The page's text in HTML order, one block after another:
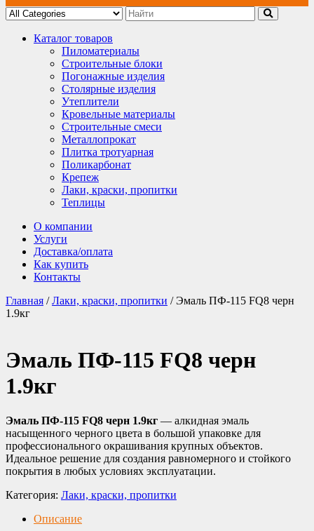
Каталог товаров
Пиломатериалы
Строительные блоки
Погонажные изделия
Столярные изделия
Утеплители
Кровельные материалы
Строительные смеси
Металлопрокат
Плитка тротуарная
Поликарбонат
Крепеж
Лаки, краски, пропитки
Теплицы
О компании
Услуги
Доставка/оплата
Как купить
Контакты
Главная /Лаки, краски, пропитки / Эмаль ПФ-115 FQ8 черн
1.9кг
Эмаль ПФ-115 FQ8 черн
1.9кг
Эмаль ПФ-115 FQ8 черн 1.9кг — алкидная эмаль
насыщенного черного цвета в большой упаковке для
профессионального окрашивания крупных объектов.
Идеальное решение для создания равномерного и стойкого
покрытия в любых условиях эксплуатации.
Категория: Лаки, краски, пропитки
Описание